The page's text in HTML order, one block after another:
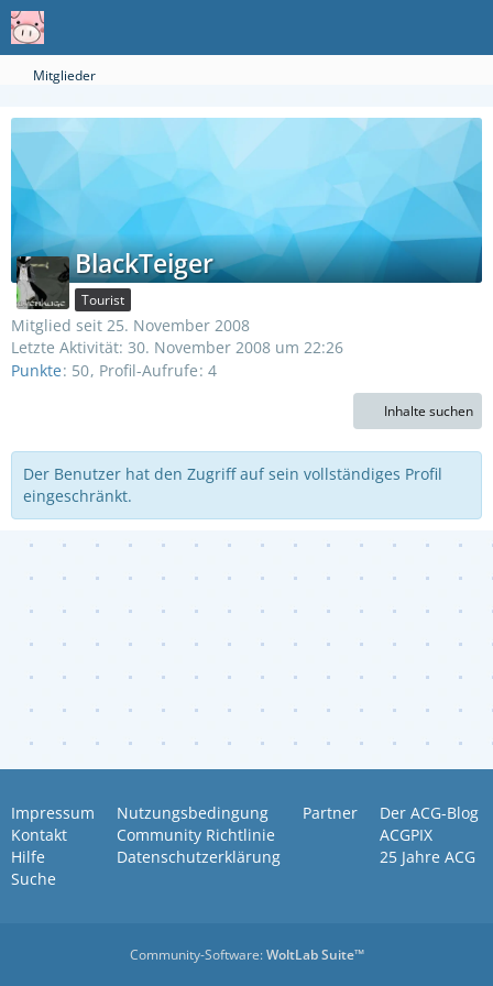
Mitglieder
BlackTeiger
Tourist
Mitglied seit 25. November 2008
Letzte Aktivität: 30. November 2008 um 22:26
Punkte 50 Profil-Aufrufe 4
Inhalte suchen
Der Benutzer hat den Zugriff auf sein vollständiges Profil
eingeschränkt.
Impressum
Kontakt
Hilfe
Suche
Nutzungsbedingung
Community Richtlinie
Datenschutzerklärung
Partner
Der ACG-Blog
ACGPIX
25 Jahre ACG
Community-Software:WoltLab Suite™